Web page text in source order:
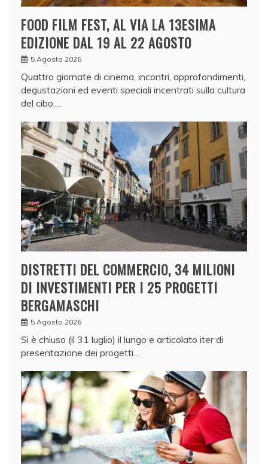
FOOD FILM FEST, AL VIA LA 13ESIMA
EDIZIONE DAL 19 AL 22 AGOSTO
5 Agosto 2026
Quattro giornate di cinema, incontri, approfondimenti,
degustazioni ed eventi speciali incentrati sulla cultura
del cibo.…
DISTRETTI DEL COMMERCIO, 34 MILIONI
DI INVESTIMENTI PER I 25 PROGETTI
BERGAMASCHI
5 Agosto 2026
Si è chiuso (il 31 luglio) il lungo e articolato iter di
presentazione dei progetti…